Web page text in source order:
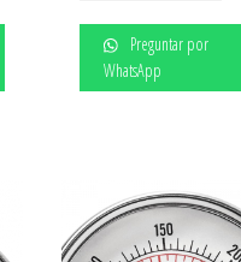
Preguntar por
WhatsApp